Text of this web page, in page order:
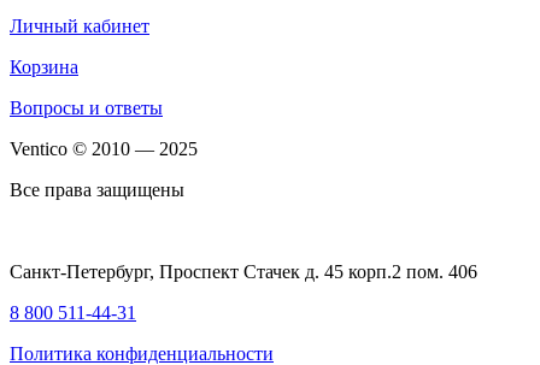
Личный кабинет
Корзина
Вопросы и ответы
Ventico © 2010 — 2025
Все права защищены
Санкт-Петербург, Проспект Стачек д. 45 корп.2 пом. 406
8 800 511-44-31
Политика конфиденциальности